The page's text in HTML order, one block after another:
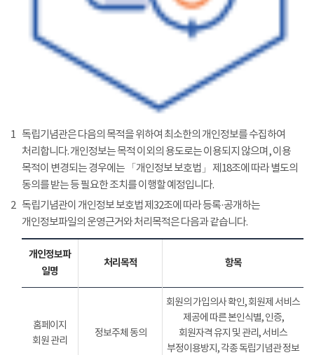
1 독립기념관은 다음의 목적을 위하여 최소한의 개인정보를 수집하여
처리합니다. 개인정보는 목적 이외의 용도로는 이용되지 않으며, 이용
목적이 변경되는 경우에는 「개인정보 보호법」 제18조에 따라 별도의
동의를 받는 등 필요한 조치를 이행할 예정입니다.
2 독립기념관이 개인정보 보호법 제32조에 따라 등록·공개하는
개인정보파일의 운영근거와 처리목적은 다음과 같습니다.
개인정보파
일명
처리목적 항목
홈페이지
회원 관리
정보주체 동의
회원의 가입의사 확인, 회원제 서비스
제공에 따른 본인식별, 인증,
회원자격 유지 및 관리, 서비스
부정이용방지, 각종 독립기념관 정보